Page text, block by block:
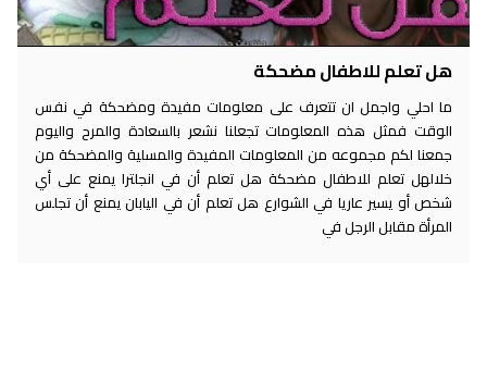
هل تعلم للاطفال مضحكة
ما احلي واجمل ان تتعرف على معلومات مفيدة ومضحكة في نفس
الوقت فمثل هذه المعلومات تجعلنا نشعر بالسعادة والمرح واليوم
جمعنا لكم مجموعه من المعلومات المفيدة والمسلية والمضحكة من
خلالهل تعلم للاطفال مضحكة هل تعلم أن في انجلترا يمنع على أي
شخص أو يسير عاريا في الشوارع هل تعلم أن في اليابان يمنع أن تجلس
المرأة مقابل الرجل في